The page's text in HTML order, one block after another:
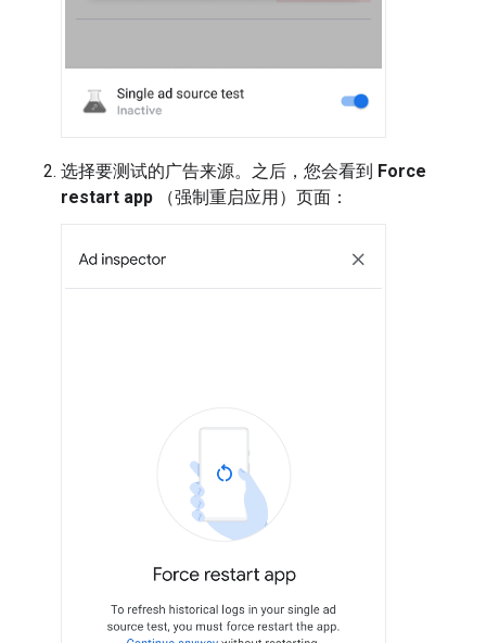
选择要测试的广告来源。之后，您会看到 Force
restart app （强制重启应用）页面：